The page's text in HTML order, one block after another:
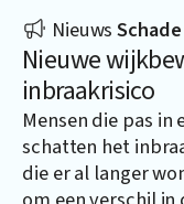
Nieuws
Nieuwe
inbraakrisico
Mensen die pas
schatten het
die er al langer